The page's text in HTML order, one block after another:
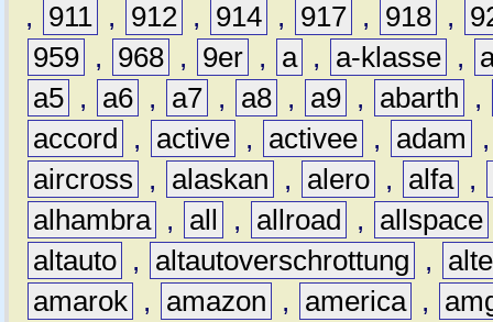
,
911 , 912 , 914 , 917 , 918 ,
959 , 968 , 9er , a , a-klasse ,
a5 , a6 , a7 , a8 , a9 , abarth
,
accord
, active , activee , adam
aircross
, alaskan , alero , alfa ,
alhambra , all , allroad , allspace
altauto , altautoverschrottung ,
amarok , amazon , america ,